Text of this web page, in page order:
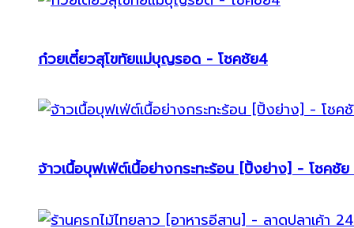
ก๋วยเตี๋ยวสุโขทัยแม่บุญรอด - โชคชัย4
จ้าวเนื้อบุฟเฟ่ต์เนื้อย่างกระทะร้อน [ปิ้งย่าง] - โชคชั